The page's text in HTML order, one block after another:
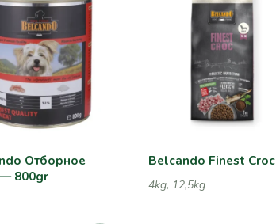
Отборное
800gr
Belcando Finest Croc
4kg, 12,5kg